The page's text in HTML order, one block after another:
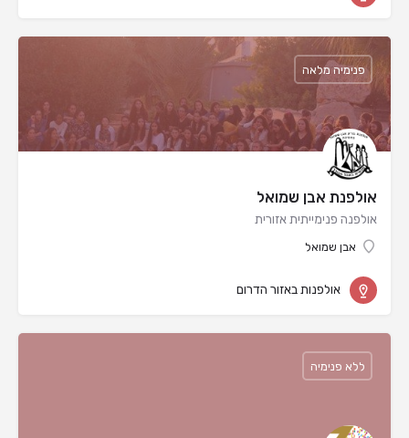
אולפנת אבן שמואל
אולפנה פנימייתית אזורית
אבן שמואל
פנימיה מלאה
אולפנות באזור הדרום
ללא פנימיה